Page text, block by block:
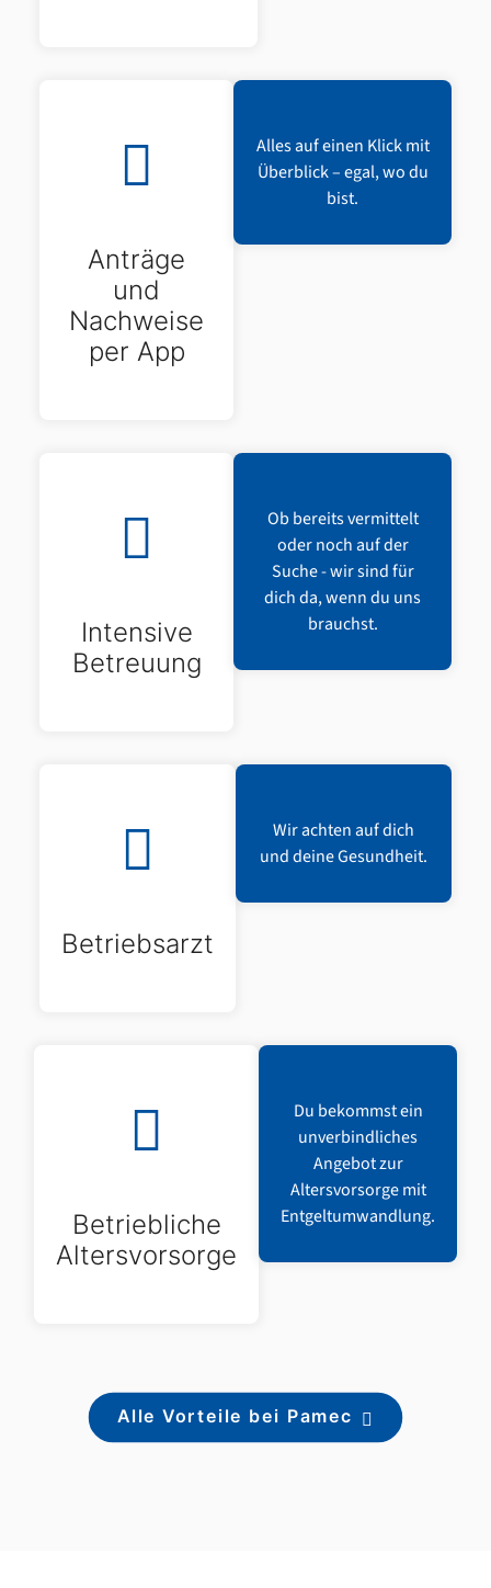
Anträge
und
Nachweise
per App
Alles auf einen Klick mit
Überblick – egal, wo du
bist.
Intensive
Betreuung
Ob bereits vermittelt
oder noch auf der
Suche - wir sind für
dich da, wenn du uns
brauchst.
Betriebsarzt
Wir achten auf dich
und deine Gesundheit.
Betriebliche
Altersvorsorge
Du bekommst ein
unverbindliches
Angebot zur
Altersvorsorge mit
Entgeltumwandlung.
Alle Vorteile bei Pamec